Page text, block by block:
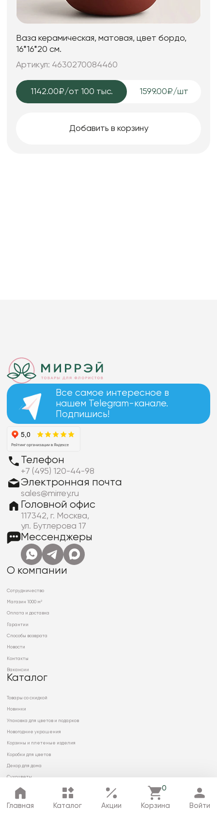
Ваза керамическая, матовая, цвет бордо,
16*16*20 см.
Артикул: 4630270084460
1142.00₽/от 100 тыс. 1599.00₽/шт
Добавить в корзину
Главная Каталог Акции
0
Корзина Войти
Все самое интересное в
нашем Telegram-канале.
Подпишись!
Телефон
+7 (495) 120-44-98
Электронная почта
sales@mirrey.ru
Головной офис
117342, г. Москва,
ул. Бутлерова 17
Мессенджеры
О компании
Сотрудничество
Магазин 1000 м²
Оплата и доставка
Гарантии
Способы возврата
Новости
Контакты
Вакансии
Каталог
Товары со скидкой
Новинки
Упаковка для цветов и подарков
Новогодние украшения
Корзины и плетеные изделия
Коробки для цветов
Декор для дома
Сухоцветы
© 2026 ООО «МИРРЭЙ»